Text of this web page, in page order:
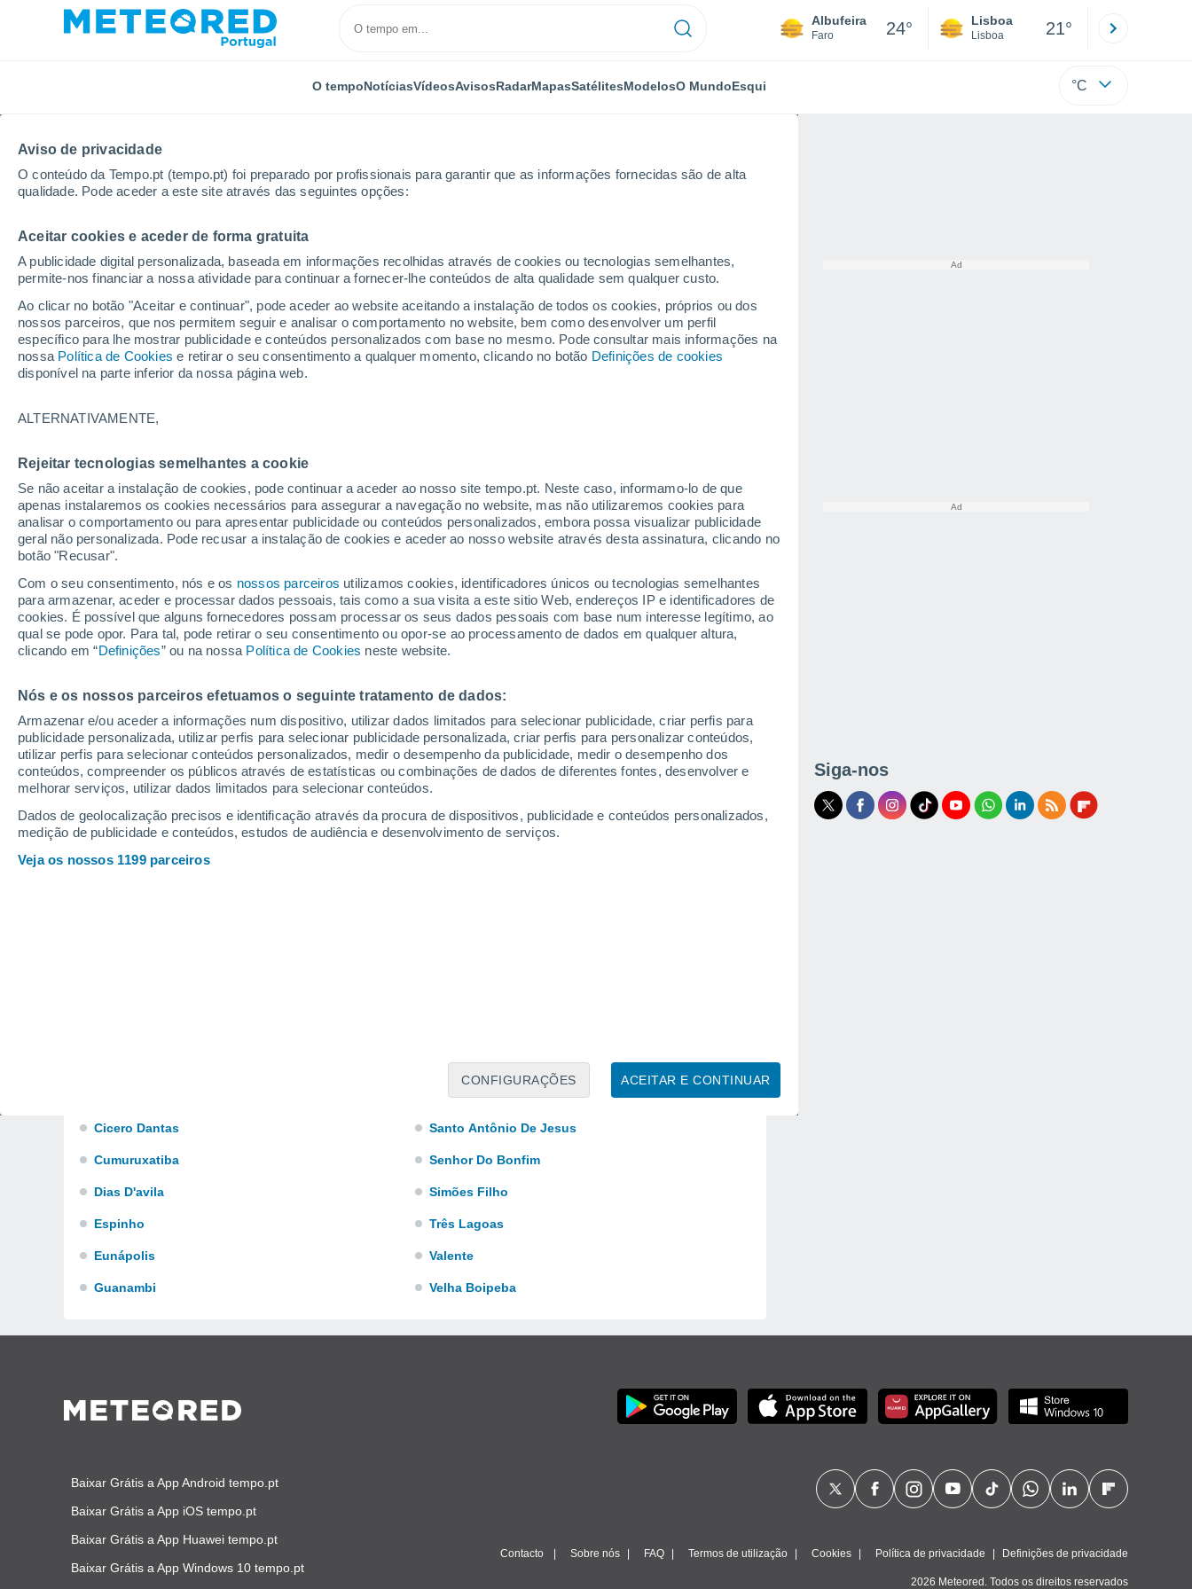
Aviso de privacidade
O conteúdo da Tempo.pt (tempo.pt) foi preparado por profissionais para garantir que as informações fornecidas são de alta
qualidade. Pode aceder a este site através das seguintes opções:
Aceitar cookies e aceder de forma gratuita
A publicidade digital personalizada, baseada em informações recolhidas através de cookies ou tecnologias semelhantes,
permite-nos financiar a nossa atividade para continuar a fornecer-lhe conteúdos de alta qualidade sem qualquer custo.
Ao clicar no botão "Aceitar e continuar", pode aceder ao website aceitando a instalação de todos os cookies, próprios ou dos
nossos parceiros, que nos permitem seguir e analisar o comportamento no website, bem como desenvolver um perfil
específico para lhe mostrar publicidade e conteúdos personalizados com base no mesmo. Pode consultar mais informações na
nossa Política de Cookies e retirar o seu consentimento a qualquer momento, clicando no botão Definições de cookies
disponível na parte inferior da nossa página web.
ALTERNATIVAMENTE,
Rejeitar tecnologias semelhantes a cookie
Se não aceitar a instalação de cookies, pode continuar a aceder ao nosso site tempo.pt. Neste caso, informamo-lo de que
apenas instalaremos os cookies necessários para assegurar a navegação no website, mas não utilizaremos cookies para
analisar o comportamento ou para apresentar publicidade ou conteúdos personalizados, embora possa visualizar publicidade
geral não personalizada. Pode recusar a instalação de cookies e aceder ao nosso website através desta assinatura, clicando no
botão "Recusar".
Com o seu consentimento, nós e os nossos parceiros utilizamos cookies, identificadores únicos ou tecnologias semelhantes
para armazenar, aceder e processar dados pessoais, tais como a sua visita a este sitio Web, endereços IP e identificadores de
cookies. É possível que alguns fornecedores possam processar os seus dados pessoais com base num interesse legítimo, ao
qual se pode opor. Para tal, pode retirar o seu consentimento ou opor-se ao processamento de dados em qualquer altura,
clicando em “Definições” ou na nossa Política de Cookies neste website.
Nós e os nossos parceiros efetuamos o seguinte tratamento de dados:
Armazenar e/ou aceder a informações num dispositivo, utilizar dados limitados para selecionar publicidade, criar perfis para
publicidade personalizada, utilizar perfis para selecionar publicidade personalizada, criar perfis para personalizar conteúdos,
utilizar perfis para selecionar conteúdos personalizados, medir o desempenho da publicidade, medir o desempenho dos
conteúdos, compreender os públicos através de estatísticas ou combinações de dados de diferentes fontes, desenvolver e
melhorar serviços, utilizar dados limitados para selecionar conteúdos.
Dados de geolocalização precisos e identificação através da procura de dispositivos, publicidade e conteúdos personalizados,
medição de publicidade e conteúdos, estudos de audiência e desenvolvimento de serviços.
Veja os nossos 1199 parceiros
ACEITAR E CONTINUAR
CONFIGURAÇÕES
Albufeira
Faro 24° Lisboa
Lisboa 21°
O tempoNotíciasVídeosAvisosRadarMapasSatélitesModelosO MundoEsqui °C
Início Brasil Estado da Bahia Localidades
O tempo em todos os lugares do Estado da
Bahia
O tempo em todos os lugares do Estado da Bahia
Lugares mais pesquisados no Estado da Bahia
Abare
Abrantes
Alagoinhas
Alcobaca
Almadina
Barra Do Mendes
Batalha
Bebedouro
Brejo Do Borbo
Cacha Pregos
Cicero Dantas
Cumuruxatiba
Dias D'avila
Espinho
Eunápolis
Guanambi
Ibiassuce
Itabuna
Itajai
Itajuipe
Itapua
Jacobina
Jaua
Jequie
Lapão
Porto De Sauipe
Santa Cruz Cabralia
Santo Antônio De Jesus
Senhor Do Bonfim
Simões Filho
Três Lagoas
Valente
Velha Boipeba
Siga-nos
Baixar Grátis a App Android tempo.pt
Baixar Grátis a App iOS tempo.pt
Baixar Grátis a App Huawei tempo.pt
Baixar Grátis a App Windows 10 tempo.pt
Contacto Sobre nós FAQ Termos de utilização Cookies Política de privacidade Definições de privacidade
2026 Meteored. Todos os direitos reservados